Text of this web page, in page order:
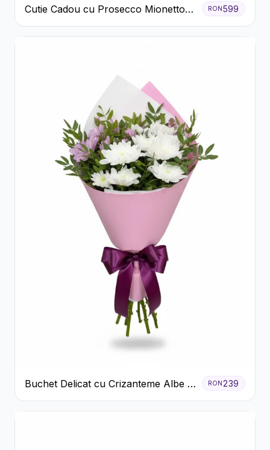
Cutie Cadou cu Prosecco Mionetto
Ferrero Rocher și Flori Pastelate
RON599
Buchet Delicat cu Crizanteme Albe și
Mov
RON 239